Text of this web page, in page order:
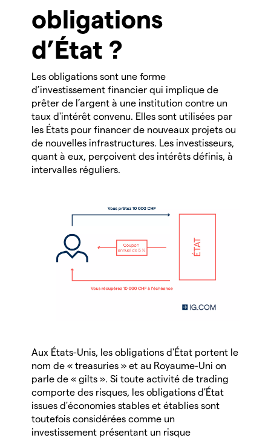
obligations
d’État ?
Les obligations sont une forme
d’investissement financier qui implique de
prêter de l’argent à une institution contre un
taux d'intérêt convenu. Elles sont utilisées par
les États pour financer de nouveaux projets ou
de nouvelles infrastructures. Les investisseurs,
quant à eux, perçoivent des intérêts définis, à
intervalles réguliers.
Aux États-Unis, les obligations d'État portent le
nom de « treasuries » et au Royaume-Uni on
parle de « gilts ». Si toute activité de trading
comporte des risques, les obligations d'État
issues d'économies stables et établies sont
toutefois considérées comme un
investissement présentant un risque